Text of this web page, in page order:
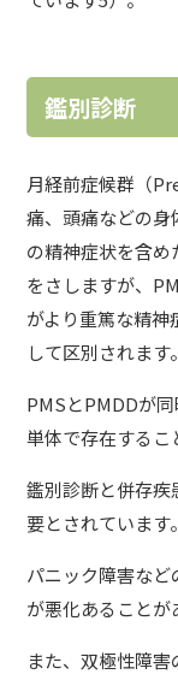
鑑別診断
月経前症候群（
痛、頭痛などの
の精神症状を含め
をさしますが、
がより重篤な精
して区別されます。
PMSとPMDDが
単体で存在するこ
鑑別診断と併存
要とされています。
パニック障害な
が悪化あることが
また、双極性障